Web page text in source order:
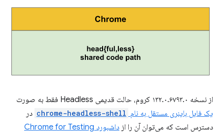
از نسخه ۱۳۲.۰.۶۷۹۳.۰ کروم، حالت قدیمی Headless فقط به صورت
یک فایل باینری مستقل به نام chrome-headless-shell در
دسترس است که می‌توان آن را از داشبورد Chrome for Testing